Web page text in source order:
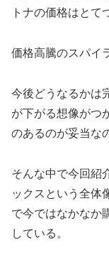
トナの価格はとて
価格高騰のスパイ
今後どうなるかは
が下がる想像がつ
のあるのが妥当な
そんな中で今回紹
ックスという全体
で今ではなかなか
している。